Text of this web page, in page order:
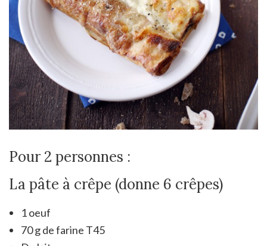
Pour 2 personnes :
La pâte à crêpe (donne 6 crêpes)
1 oeuf
70 g de farine T45